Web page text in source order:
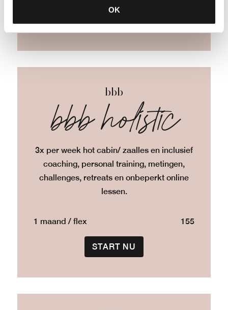
OK
bbb
bbb holistic
3x per week hot cabin/ zaalles en inclusief
coaching, personal training, metingen,
challenges, retreats en onbeperkt online
lessen.
1 maand / flex 155
START NU